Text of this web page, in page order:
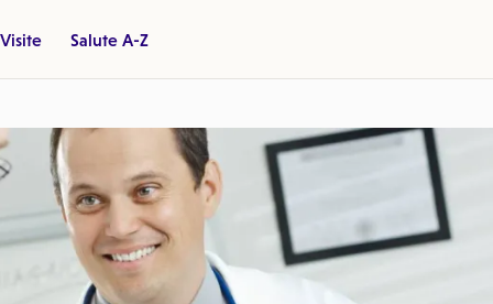
Visite Salute A-Z